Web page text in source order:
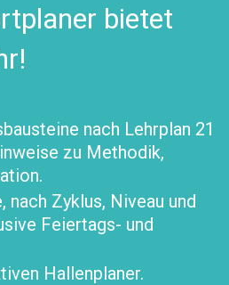
bietet
nach Lehrplan 21
zu Methodik,
nach Zyklus, Niveau und
Feiertags- und
Hallenplaner.